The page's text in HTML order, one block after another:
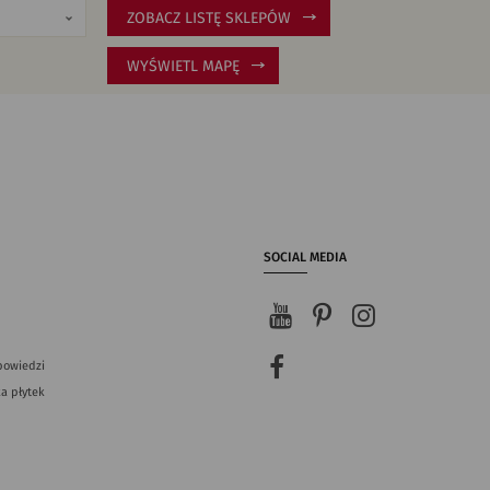
ZOBACZ LISTĘ SKLEPÓW
WYŚWIETL MAPĘ
płytek
SOCIAL MEDIA